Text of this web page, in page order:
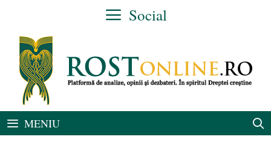
conținut
Social
MENIU